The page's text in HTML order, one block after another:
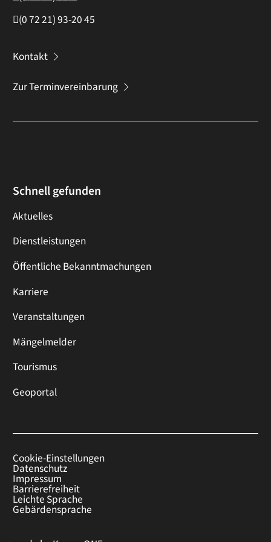
(07221) 93-2045
Kontakt
Zur Terminvereinbarung
Schnell gefunden
Aktuelles
Dienstleistungen
Öffentliche Bekanntmachungen
Karriere
Veranstaltungen
Mängelmelder
Tourismus
Geoportal
Cookie-Einstellungen
Datenschutz
Impressum
Barrierefreiheit
Leichte Sprache
Gebärdensprache